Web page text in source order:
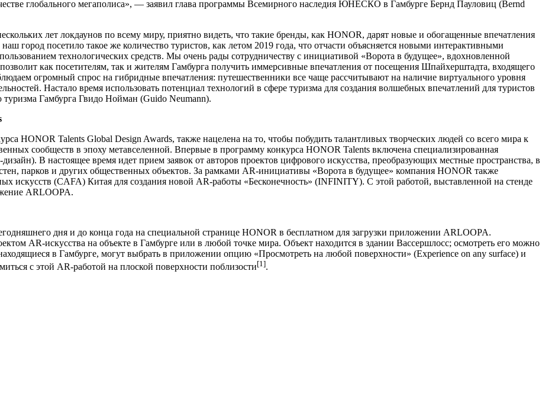
глобального мегаполиса», — заявил глава программы Всемирного наследия ЮНЕСКО в Гамбурге Бернд Пауловиц (Bernd
лет локдаунов по всему миру, приятно видеть, что такие бренды, как HONOR, дарят новые и обогащенные впечатления
город посетило такое же количество туристов, как летом 2019 года, что отчасти объясняется новыми интерактивными
технологических средств. Мы очень рады сотрудничеству с инициативой «Ворота в будущее», вдохновленной
как посетителям, так и жителям Гамбурга получить иммерсивные впечатления от посещения Шпайхерштадта, входящего
огромный спрос на гибридные впечатления: путешественники все чаще рассчитывают на наличие виртуального уровня
Настало время использовать потенциал технологий в сфере туризма для создания волшебных впечатлений для туристов
Гамбурга Гвидо Нойман (Guido Neumann).
HONOR Talents Global Design Awards, также нацелена на то, чтобы побудить талантливых творческих людей со всего мира к
сообществ в эпоху метавселенной. Впервые в программу конкурса HONOR Talents включена специализированная
В настоящее время идет прием заявок от авторов проектов цифрового искусства, преобразующих местные пространства, в
парков и других общественных объектов. За рамками AR-инициативы «Ворота в будущее» компания HONOR также
искусств (CAFA) Китая для создания новой AR-работы «Бесконечность» (INFINITY). С этой работой, выставленной на стенде
ARLOOPA.
дня и до конца года на специальной странице HONOR в бесплатном для загрузки приложении ARLOOPA.
AR-искусства на объекте в Гамбурге или в любой точке мира. Объект находится в здании Вассершлосс; осмотреть его можно
в Гамбурге, могут выбрать в приложении опцию «Просмотреть на любой поверхности» (Experience on any surface) и
с этой AR-работой на плоской поверхности поблизости[1].